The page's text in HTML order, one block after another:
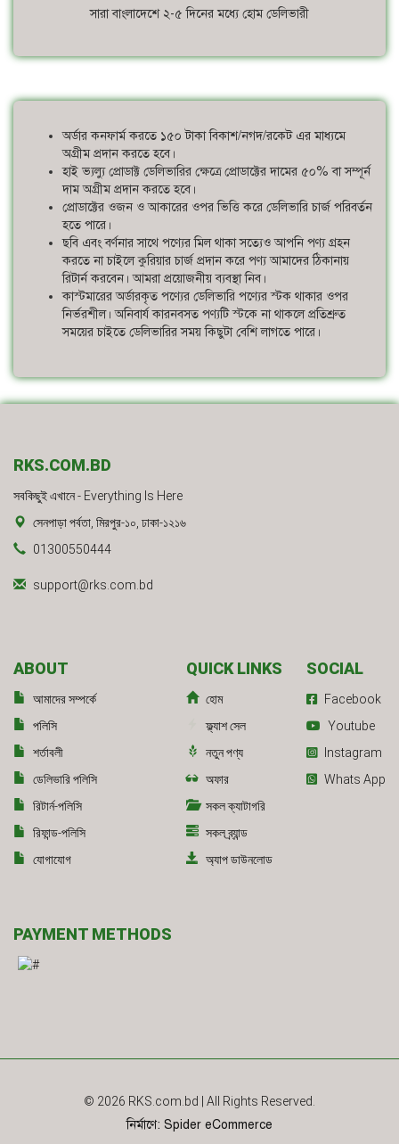
সারা বাংলাদেশে ২-৫ দিনের মধ্যে হোম ডেলিভারী
অর্ডার কনফার্ম করতে ১৫০ টাকা বিকাশ/নগদ/রকেট এর মাধ্যমে
অগ্রীম প্রদান করতে হবে।
হাই ভ্যল্যু প্রোডাক্ট ডেলিভারির ক্ষেত্রে প্রোডাক্টের দামের ৫০% বা সম্পূর্ন
দাম অগ্রীম প্রদান করতে হবে।
প্রোডাক্টের ওজন ও আকারের ওপর ভিত্তি করে ডেলিভারি চার্জ পরিবর্তন
হতে পারে।
ছবি এবং বর্ণনার সাথে পণ্যের মিল থাকা সত্যেও আপনি পণ্য গ্রহন
করতে না চাইলে কুরিয়ার চার্জ প্রদান করে পণ্য আমাদের ঠিকানায়
রিটার্ন করবেন। আমরা প্রয়োজনীয় ব্যবস্থা নিব।
কাস্টমারের অর্ডারকৃত পণ্যের ডেলিভারি পণ্যের স্টক থাকার ওপর
নির্ভরশীল। অনিবার্য কারনবসত পণ্যটি স্টকে না থাকলে প্রতিশ্রুত
সময়ের চাইতে ডেলিভারির সময় কিছুটা বেশি লাগতে পারে।
RKS.COM.BD
সবকিছুই এখানে - Everything Is Here
সেনপাড়া পর্বতা, মিরপুর-১০, ঢাকা-১২১৬
01300550444
support@rks.com.bd
ABOUT
আমাদের সম্পর্কে
পলিসি
শর্তাবলী
ডেলিভারি পলিসি
রিটার্ন-পলিসি
রিফান্ড-পলিসি
যোগাযোগ
QUICK LINKS
হোম
ফ্ল্যাশ সেল
নতুন পণ্য
অফার
সকল ক্যাটাগরি
সকল ব্র্যান্ড
অ্যাপ ডাউনলোড
SOCIAL
Facebook
Youtube
Instagram
Whats App
PAYMENT METHODS
© 2026 RKS.com.bd | All Rights Reserved.
নির্মাণে: Spider eCommerce